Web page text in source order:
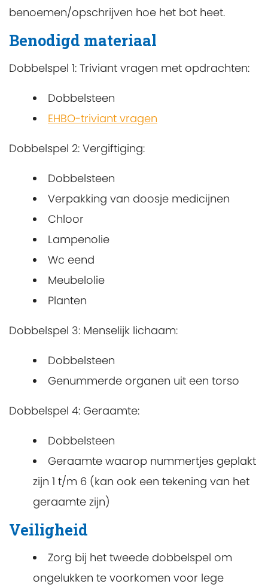
benoemen/opschrijven hoe het bot heet.
Benodigd materiaal
Dobbelspel 1: Triviant vragen met opdrachten:
Dobbelsteen
EHBO-triviant vragen
Dobbelspel 2: Vergiftiging:
Dobbelsteen
Verpakking van doosje medicijnen
Chloor
Lampenolie
Wc eend
Meubelolie
Planten
Dobbelspel 3: Menselijk lichaam:
Dobbelsteen
Genummerde organen uit een torso
Dobbelspel 4: Geraamte:
Dobbelsteen
Geraamte waarop nummertjes geplakt
zijn 1 t/m 6 (kan ook een tekening van het
geraamte zijn)
Veiligheid
Zorg bij het tweede dobbelspel om
ongelukken te voorkomen voor lege